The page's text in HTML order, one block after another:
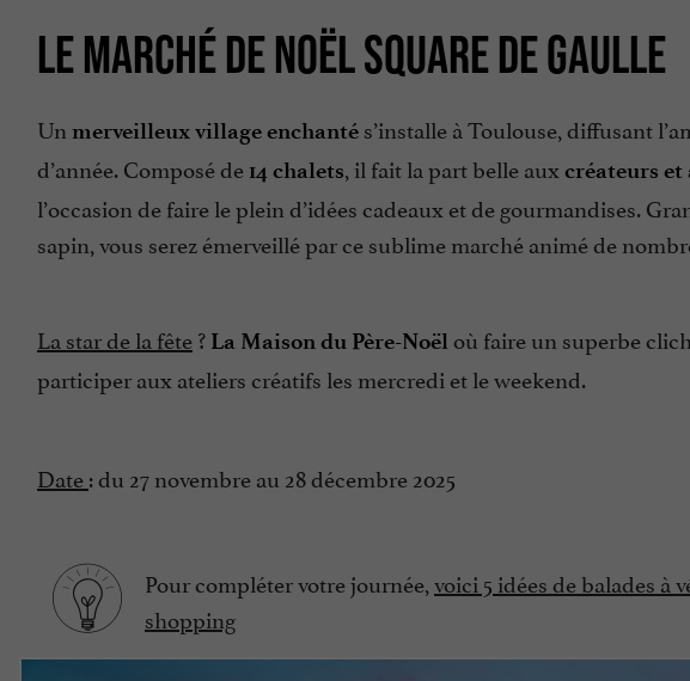
LE MARCHÉ DE NOËL SQUARE DE GAULLE
Un merveilleux village enchanté s’installe à Toulouse, diffusant
d’année. Composé de 14 chalets, il fait la part belle aux créateurs et
l’occasion de faire le plein d’idées cadeaux et de gourmandises.
sapin, vous serez émerveillé par ce sublime marché animé de
La star de la fête? La Maison du Père-Noël où faire un superbe
participer aux ateliers créatifs les mercredi et le weekend.
Date: du 27 novembre au 28 décembre 2025
Pour compléter votre journée,voici 5 idées de balades à
shopping